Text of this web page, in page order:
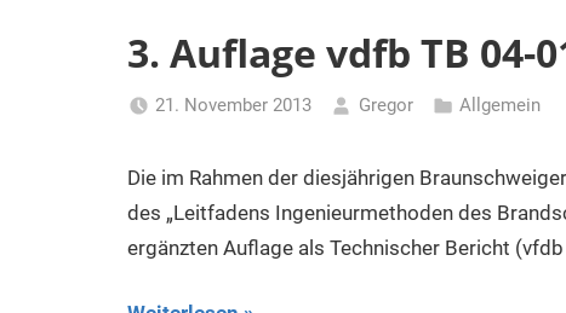
3. Auflage vdfb TB 04-
21. November 2013 Gregor Allgemein
Die im Rahmen der diesjährigen
des „Leitfadens Ingenieurmethoden des
ergänzten Auflage als Technischer Bericht